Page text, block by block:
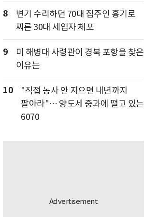
8
변기 수리하던 70대 집주인 흉기로
찌른 30대 세입자 체포
9
미 해병대 사령관이 경북 포항을 찾은
이유는
10
"직접 농사 안 지으면 내년까지
팔아라"… 양도세 중과에 떨고 있는
6070